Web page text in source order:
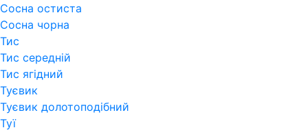
Сосна остиста
Сосна чорна
Тис
Тис середній
Тис ягідний
Туєвик
Туєвик долотоподібний
Туї